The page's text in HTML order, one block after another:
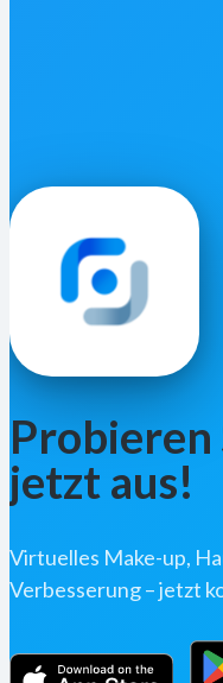
Probieren
jetzt aus!
Virtuelles Make-up,
Verbesserung – jetzt